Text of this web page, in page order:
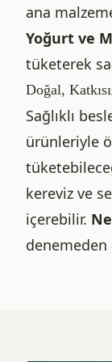
ana
Yoğurt ve
tüketerek
Doğal,
Sağlıklı
ürünleriyle
kereviz ve
içerebilir.
denemeden